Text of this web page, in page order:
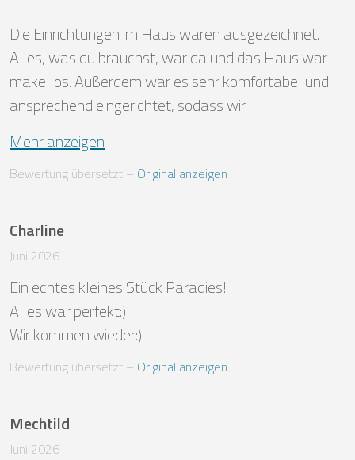
Die Einrichtungen im Haus waren ausgezeichnet.
Alles, was du brauchst, war da und das Haus war
makellos. Außerdem war es sehr komfortabel und
ansprechend eingerichtet, sodass wir …
Mehr anzeigen
Bewertung übersetzt – Original anzeigen
Charline
Juni 2026
Ein echtes kleines Stück Paradies!
Alles war perfekt:)
Wir kommen wieder:)
Bewertung übersetzt – Original anzeigen
Mechtild
Juni 2026